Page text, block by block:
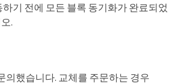
기 전에 모든 블록 동기화가 완료되었
.
의했습니다. 교체를 주문하는 경우